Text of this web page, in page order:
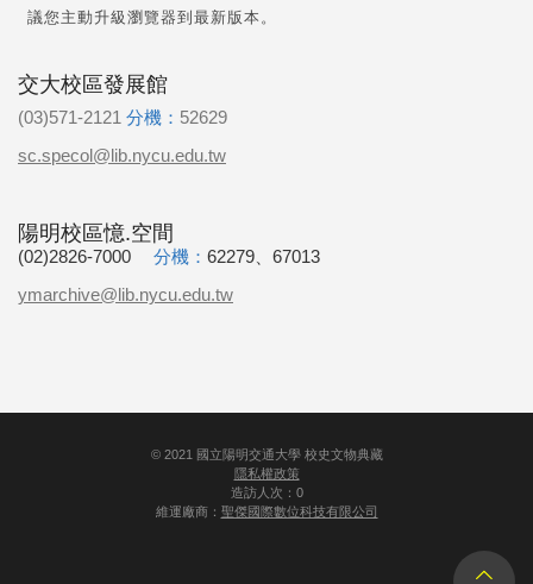
議您主動升級瀏覽器到最新版本。
交大校區發展館
(03)571-2121 分機： 52629
sc.specol@lib.nycu.edu.tw
陽明校區憶.空間
(02)2826-7000 分機： 62279、67013
ymarchive@lib.nycu.edu.tw
© 2021 國立陽明交通大學 校史文物典藏
隱私權政策
造訪人次：0
維運廠商： 聖傑國際數位科技有限公司